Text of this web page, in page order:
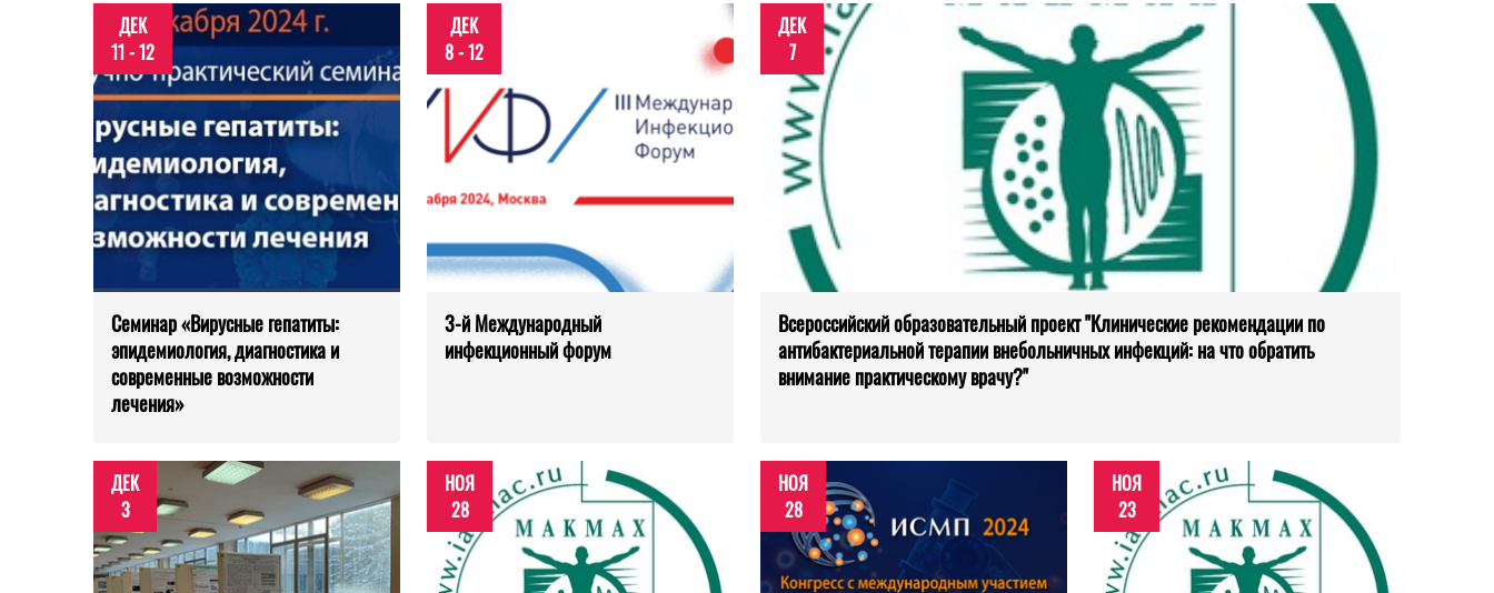
ДЕК
11 - 12
Семинар «Вирусные гепатиты:
эпидемиология, диагностика и
современные возможности
лечения»
ДЕК
8 - 12
3-й Международный
инфекционный форум
ДЕК
7
Всероссийский образовательный проект "Клинические рекомендации по
антибактериальной терапии внебольничных инфекций: на что обратить
внимание практическому врачу?"
ДЕК
3
НОЯ
28
НОЯ
28
НОЯ
23